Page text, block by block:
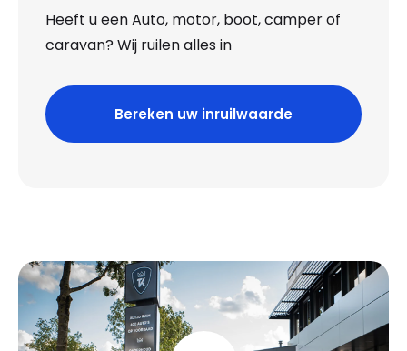
Heeft u een Auto, motor, boot, camper of
caravan? Wij ruilen alles in
Bereken uw inruilwaarde